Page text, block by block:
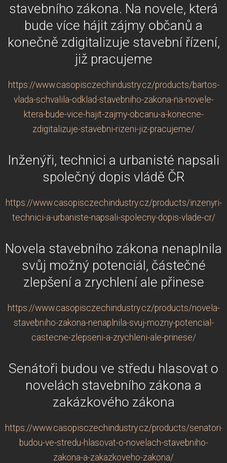
stavebního zákona. Na novele, která
bude více hájit zájmy občanů a
konečně zdigitalizuje stavební řízení,
již pracujeme
https://www.casopisczechindustry.cz/products/bartos-
vlada-schvalila-odklad-stavebniho-zakona-na-novele-
ktera-bude-vice-hajit-zajmy-obcanu-a-konecne-
zdigitalizuje-stavebni-rizeni-jiz-pracujeme/
Inženýři, technici a urbanisté napsali
společný dopis vládě ČR
https://www.casopisczechindustry.cz/products/inzenyri-
technici-a-urbaniste-napsali-spolecny-dopis-vlade-cr/
Novela stavebního zákona nenaplnila
svůj možný potenciál, částečné
zlepšení a zrychlení ale přinese
https://www.casopisczechindustry.cz/products/novela-
stavebniho-zakona-nenaplnila-svuj-mozny-potencial-
castecne-zlepseni-a-zrychleni-ale-prinese/
Senátoři budou ve středu hlasovat o
novelách stavebního zákona a
zakázkového zákona
https://www.casopisczechindustry.cz/products/senatori-
budou-ve-stredu-hlasovat-o-novelach-stavebniho-
zakona-a-zakazkoveho-zakona/